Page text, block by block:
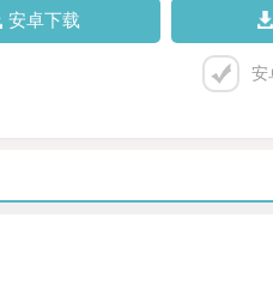
安卓下载
安